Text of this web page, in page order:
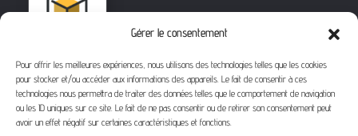
Gérer le consentement
Pour offrir les meilleures expériences, nous utilisons des technologies telles que les cookies
pour stocker et/ou accéder aux informations des appareils. Le fait de consentir à ces
technologies nous permettra de traiter des données telles que le comportement de navigation
ou les ID uniques sur ce site. Le fait de ne pas consentir ou de retirer son consentement peut
avoir un effet négatif sur certaines caractéristiques et fonctions.
1112 Bd Fernand Darchicourt